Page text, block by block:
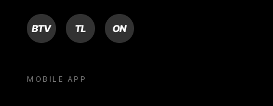
BTV TL ON
MOBILE APP